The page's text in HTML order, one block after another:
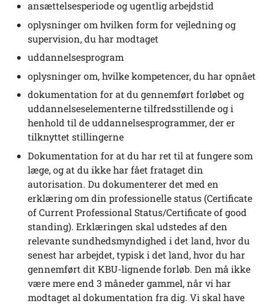
ansættelsesperiode og ugentlig arbejdstid
oplysninger om hvilken form for vejledning og
supervision, du har modtaget
uddannelsesprogram
oplysninger om, hvilke kompetencer, du har opnået
dokumentation for at du gennemført forløbet og
uddannelseselementerne tilfredsstillende og i
henhold til de uddannelsesprogrammer, der er
tilknyttet stillingerne
Dokumentation for at du har ret til at fungere som
læge, og at du ikke har fået frataget din
autorisation. Du dokumenterer det med en
erklæring om din professionelle status (Certificate
of Current Professional Status/Certificate of good
standing). Erklæringen skal udstedes af den
relevante sundhedsmyndighed i det land, hvor du
senest har arbejdet, typisk i det land, hvor du har
gennemført dit KBU-lignende forløb. Den må ikke
være mere end 3 måneder gammel, når vi har
modtaget al dokumentation fra dig. Vi skal have